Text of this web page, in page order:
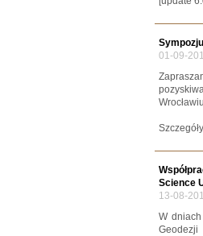
01-09-
Science
13-08-
W
Geodezji